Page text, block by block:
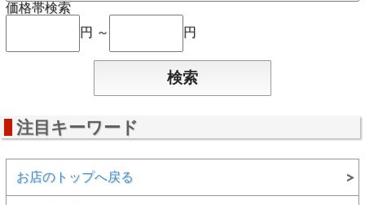
価格帯検索
円 ～
円
注目キーワード
お店のトップへ戻る